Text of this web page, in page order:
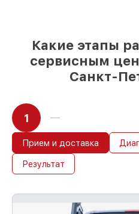
Какие этапы
сервисным
Санкт-
1
Прием и доставка
Результат